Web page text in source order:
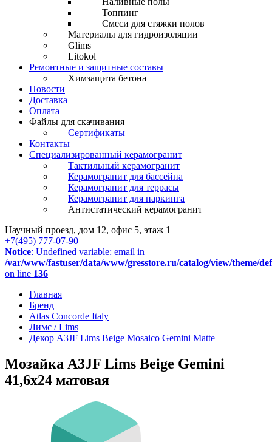
Топпинг
Смеси для стяжки полов
Материалы для гидроизоляции
Glims
Litokol
Ремонтные и защитные составы
Химзащита бетона
Новости
Доставка
Оплата
Файлы для скачивания
Сертификаты
Контакты
Специализированный керамогранит
Тактильный керамогранит
Керамогранит для бассейна
Керамогранит для террасы
Керамогранит для паркинга
Антистатический керамогранит
Научный проезд, дом 12, офис 5, этаж 1
+7(495) 777-07-90
Notice: Undefined variable: email in
/var/www/fastuser/data/www/gresstore.ru/catalog/view/theme/
on line 136
Главная
Бренд
Atlas Concorde Italy
Лимс / Lims
Декор A3JF Lims Beige Mosaico Gemini Matte
Мозайка A3JF Lims Beige Gemini
41,6x24 матовая